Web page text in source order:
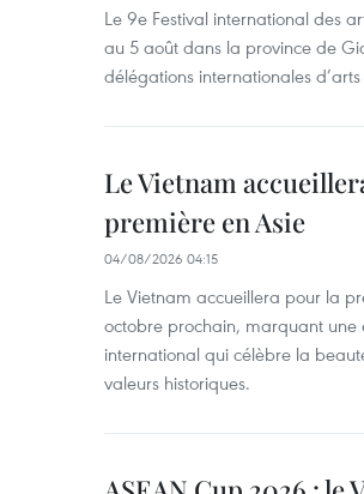
Le 9e Festival international des
au 5 août dans la province de
délégations internationales
Le Vietnam
première en Asie
04/08/2026 04:15
Le Vietnam accueillera pour la
octobre prochain, marquant
international qui célèbre la
valeurs historiques.